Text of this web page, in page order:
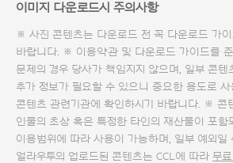
이미지 다운로드시 주의사항
※ 사진 콘텐츠는 다운로드 전 꼭 다운로드 가이
바랍니다. ※ 이용약관 및 다운로드 가이드를
문제의 경우 당사가 책임지지 않으며, 일부 콘텐
추가 정보가 필요할 수 있으니 중요한 용도로 사
콘텐츠 관련기관에 확인하시기 바랍니다. ※ 콘
인물의 초상 혹은 특정한 타인의 재산물이 포함
이용범위에 따라 사용이 가능하며, 일부 예외일
얼라우투의 업로드된 콘텐츠는 CCL에 따라 무